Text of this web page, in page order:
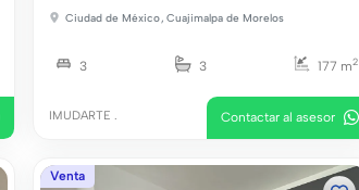
Peninsula Torre 300
Ciudad de México, Cuajimalpa de Morelos
3 3 177 m2
IMUDARTE . Contactar al asesor
Venta